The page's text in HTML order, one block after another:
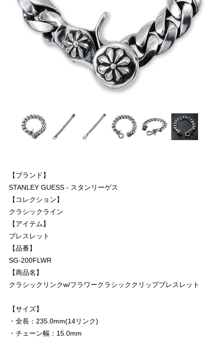
【ブランド】
STANLEY GUESS - スタンリーゲス
【コレクション】
クラシックライン
【アイテム】
ブレスレット
【品番】
SG-200FLWR
【商品名】
クラシックリンクw/フラワークラシッククリップブレスレット
【サイズ】
・全長：235.0mm(14リンク)
・チェーン幅：15.0mm